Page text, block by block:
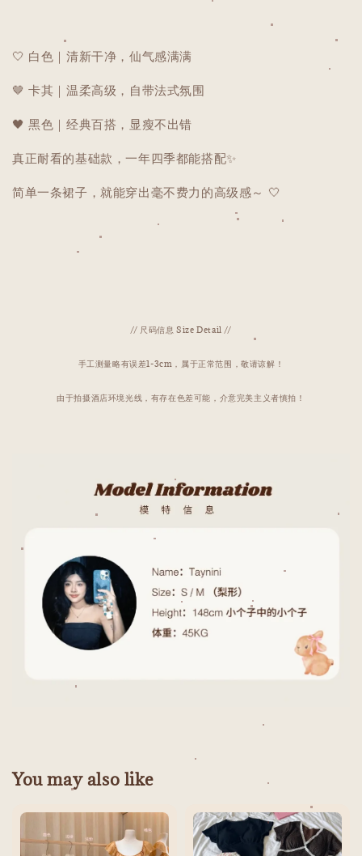
🤍 白色｜清新干净，仙气感满满
🤎 卡其｜温柔高级，自带法式氛围
🖤 黑色｜经典百搭，显瘦不出错
真正耐看的基础款，一年四季都能搭配✨
简单一条裙子，就能穿出毫不费力的高级感～ 🤍
// 尺码信息 Size Detail //
手工测量略有误差1-3cm，属于正常范围，敬请谅解！
由于拍摄酒店环境光线，有存在色差可能，介意完美主义者慎拍！
You may also like